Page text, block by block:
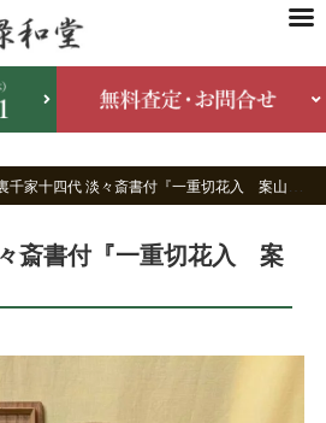
千家十四代 淡々斎書付『一重切花入 案山子』
斎書付『一重切花入 案